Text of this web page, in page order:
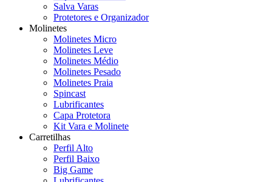
Salva Varas
Protetores e Organizador
Molinetes
Molinetes Micro
Molinetes Leve
Molinetes Médio
Molinetes Pesado
Molinetes Praia
Spincast
Lubrificantes
Capa Protetora
Kit Vara e Molinete
Carretilhas
Perfil Alto
Perfil Baixo
Big Game